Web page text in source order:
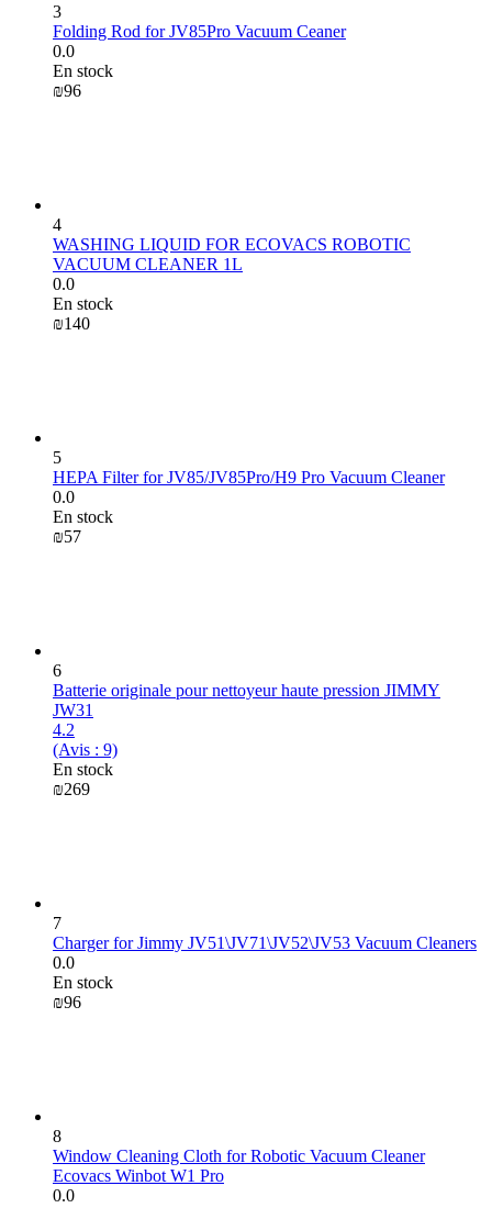
3
Folding Rod for JV85Pro Vacuum Ceaner
0.0
En stock
₪‍96‍
4
WASHING LIQUID FOR ECOVACS ROBOTIC
VACUUM CLEANER 1L
0.0
En stock
₪‍140‍
5
HEPA Filter for JV85/JV85Pro/H9 Pro Vacuum Cleaner
0.0
En stock
₪‍57‍
6
Batterie originale pour nettoyeur haute pression JIMMY
JW31
4.2
(Avis : 9)
En stock
₪‍269‍
7
Charger for Jimmy JV51\JV71\JV52\JV53 Vacuum Cleaners
0.0
En stock
₪‍96‍
8
Window Cleaning Cloth for Robotic Vacuum Cleaner
Ecovacs Winbot W1 Pro
0.0